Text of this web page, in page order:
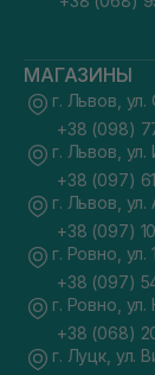
МАГАЗИНЫ
г. Львов,
+38 (098)
г. Львов,
+38 (097)
г. Львов,
+38 (097)
г. Ровно, ул.
+38 (097)
г. Ровно,
+38 (068)
г. Луцк, ул.